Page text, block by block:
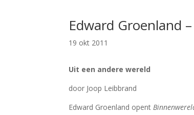
Edward Groenland
19 okt 2011
Uit een andere wereld
door Joop Leibbrand
Edward Groenland opent